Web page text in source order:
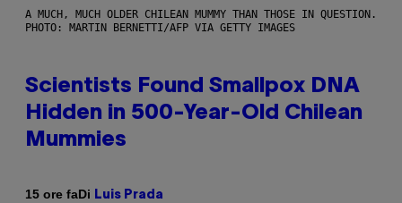
A MUCH, MUCH OLDER CHILEAN MUMMY THAN THOSE IN QUESTION.
PHOTO: MARTIN BERNETTI/AFP VIA GETTY IMAGES
Scientists Found Smallpox DNA
Hidden in 500-Year-Old Chilean
Mummies
15 ore faDi Luis Prada